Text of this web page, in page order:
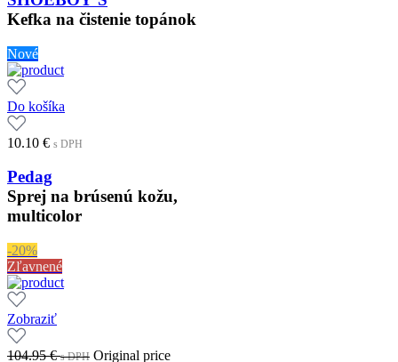
Kefka na čistenie topánok
Nové
Do košíka
10.10 € s DPH
Pedag
Sprej na brúsenú kožu,
multicolor
-20%
Zľavnené
Zobraziť
104.95€s DPH Original price